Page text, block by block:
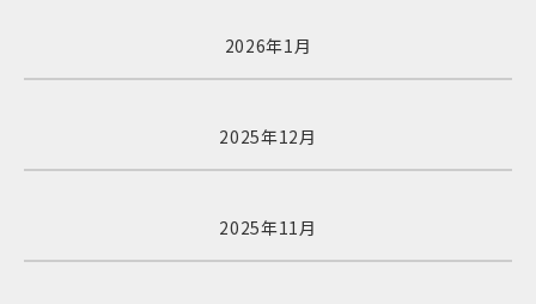
2026年1月
2025年12月
2025年11月